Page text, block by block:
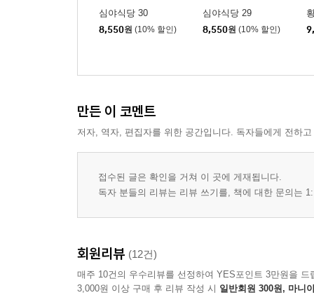
심야식당 30
8,550원 (10% 할인)
심야식당 29
8,550원 (10% 할인)
만든 이 코멘트
저자, 역자, 편집자를 위한 공간입니다. 독자들에게 전하
접수된 글은 확인을 거쳐 이 곳에 게재됩니다.
독자 분들의 리뷰는 리뷰 쓰기를, 책에 대한 문의는
회원리뷰 (12건)
매주 10건의 우수리뷰를 선정하여 YES포인트 3만원을 드
3,000원 이상 구매 후 리뷰 작성 시 일반회원 300원, 마니